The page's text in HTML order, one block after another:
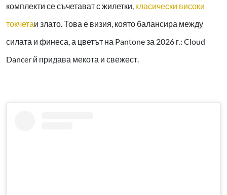
комплекти се съчетават с жилетки, класически високи
токчетаи злато. Това е визия, която балансира между
силата и финеса, а цветът на Pantone за 2026 г.: Cloud
Dancer й придава мекота и свежест.